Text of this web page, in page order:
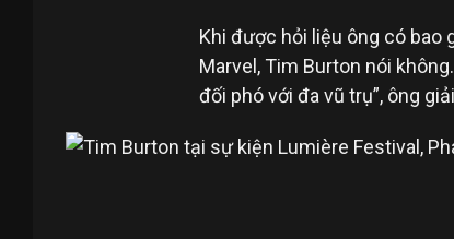
Khi được hỏi liệu ông có bao
Marvel, Tim Burton nói
đối phó với đa vũ trụ”, ông